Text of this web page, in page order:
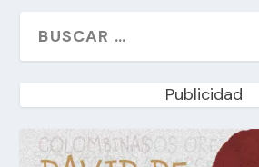
Publicidad